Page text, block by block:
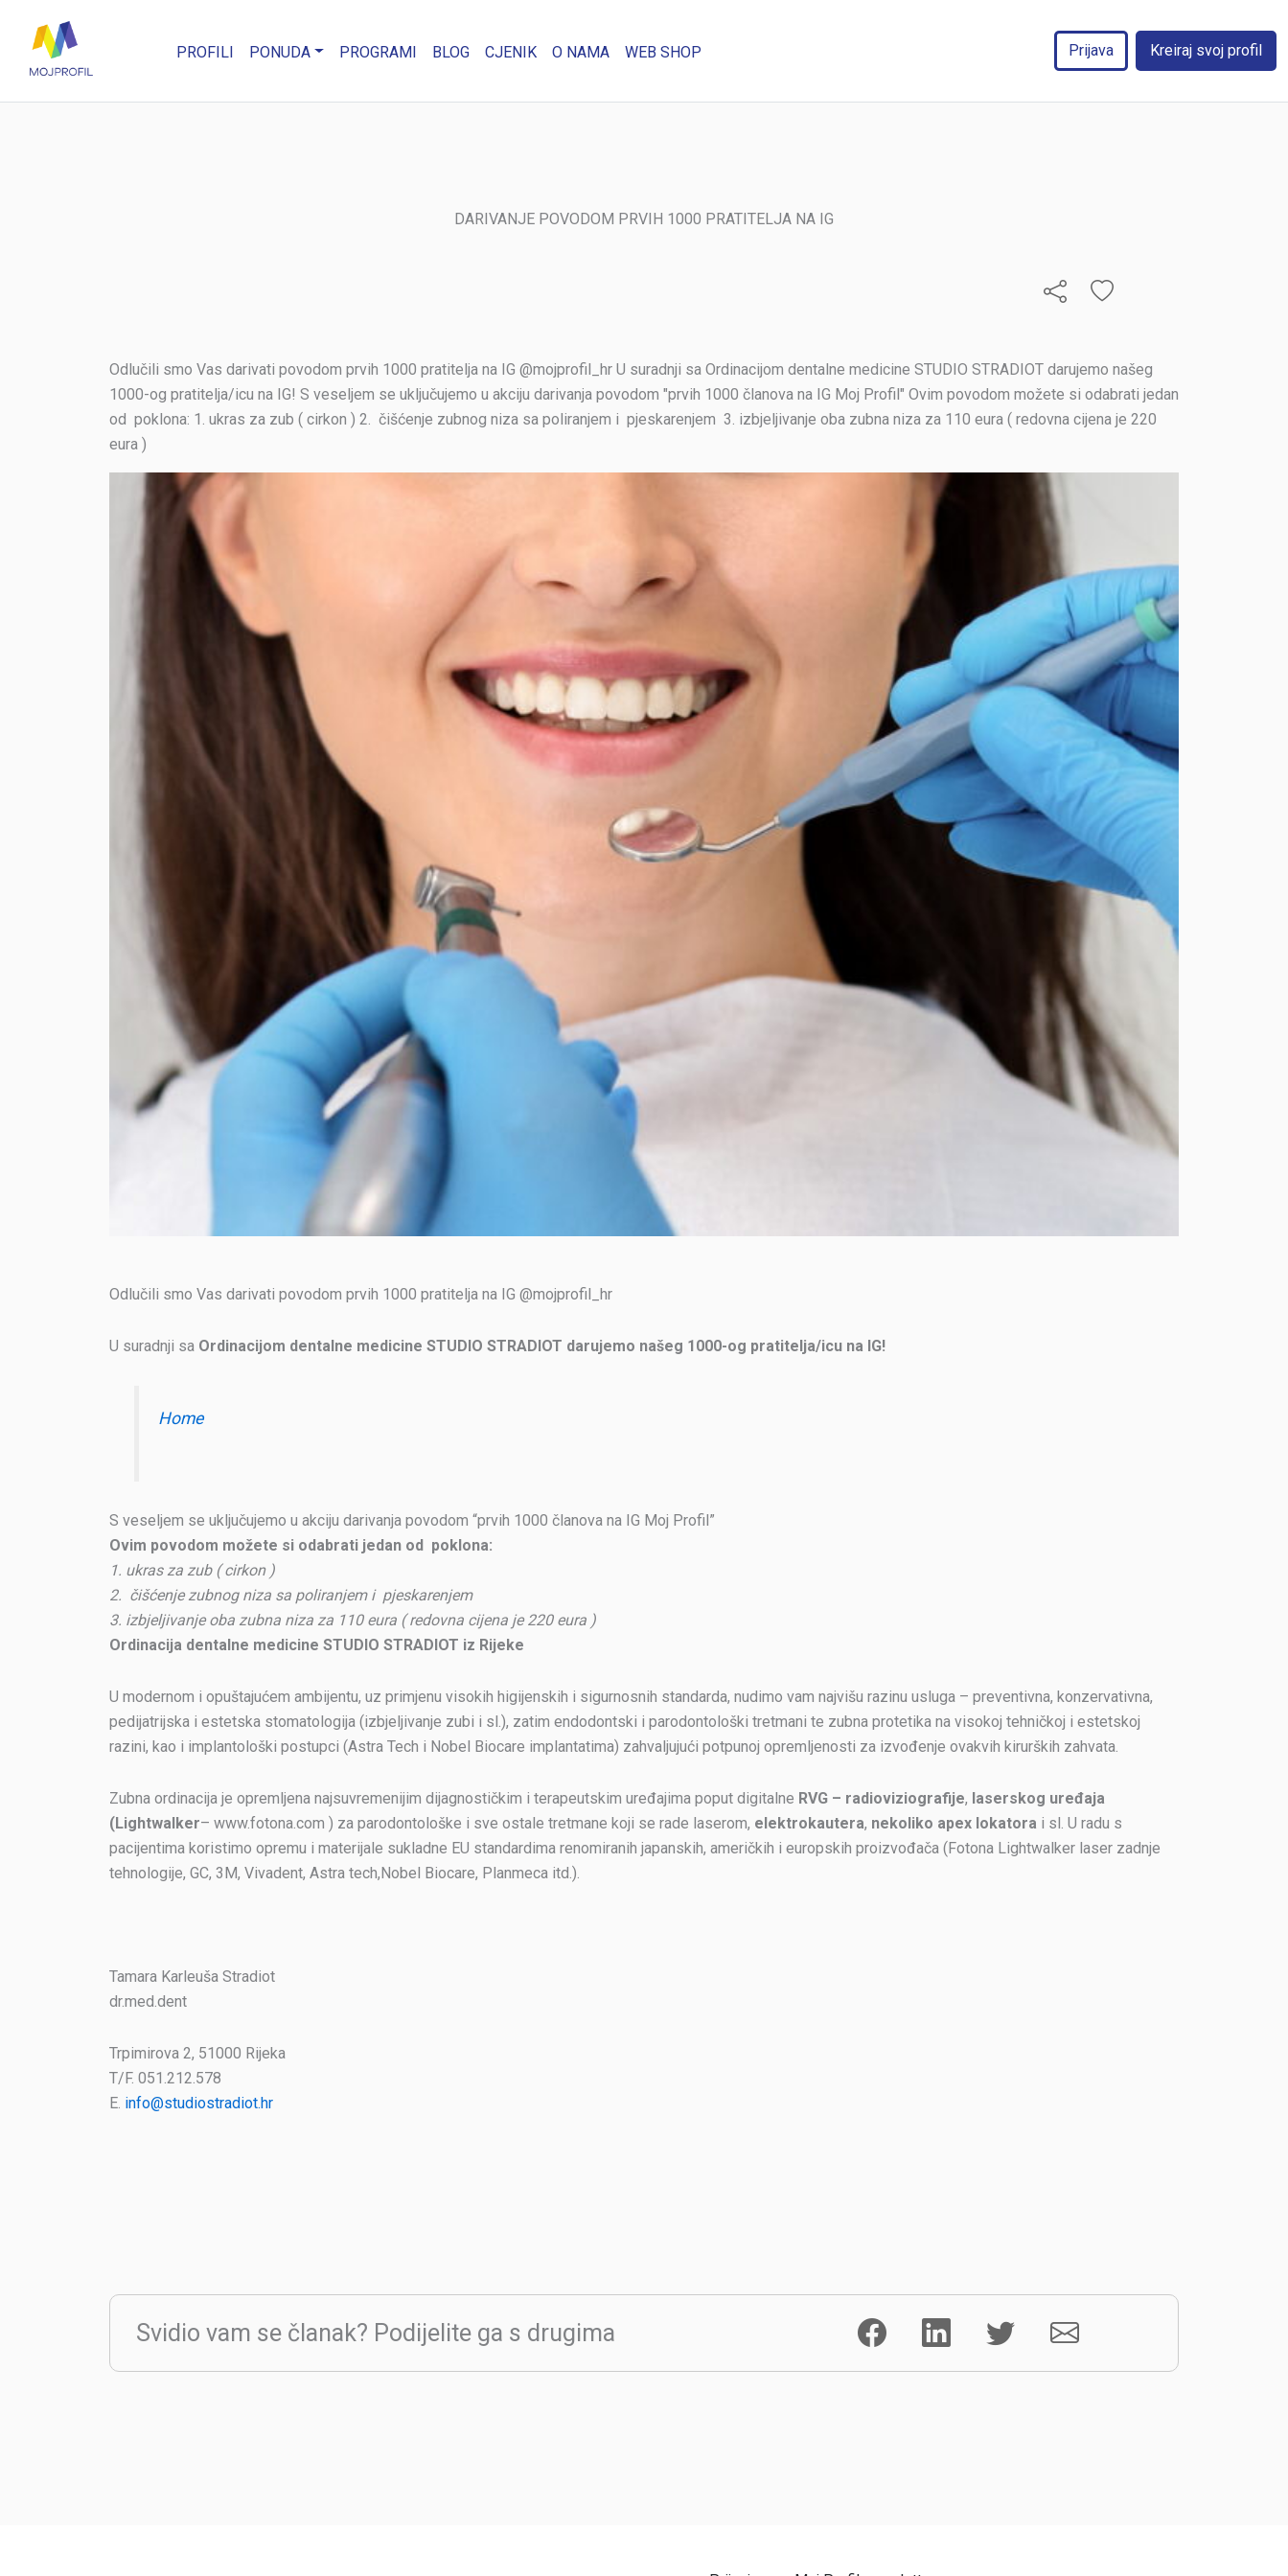
PROFILI PONUDA PROGRAMI BLOG CJENIK O NAMA WEB SHOP Prijava Kreiraj svoj profil
DARIVANJE POVODOM PRVIH 1000 PRATITELJA NA IG
Odlučili smo Vas darivati povodom prvih 1000 pratitelja na IG @mojprofil_hr U suradnji sa Ordinacijom dentalne medicine STUDIO STRADIOT darujemo našeg
1000-og pratitelja/icu na IG! S veseljem se uključujemo u akciju darivanja povodom "prvih 1000 članova na IG Moj Profil" Ovim povodom možete si odabrati jedan
od poklona: 1. ukras za zub ( cirkon ) 2. čišćenje zubnog niza sa poliranjem i pjeskarenjem 3. izbjeljivanje oba zubna niza za 110 eura ( redovna cijena je 220
eura )
Odlučili smo Vas darivati povodom prvih 1000 pratitelja na IG @mojprofil_hr
U suradnji sa Ordinacijom dentalne medicine STUDIO STRADIOT darujemo našeg 1000-og pratitelja/icu na IG!
Home
S veseljem se uključujemo u akciju darivanja povodom “prvih 1000 članova na IG Moj Profil”
Ovim povodom možete si odabrati jedan od poklona:
1. ukras za zub ( cirkon )
2. čišćenje zubnog niza sa poliranjem i pjeskarenjem
3. izbjeljivanje oba zubna niza za 110 eura ( redovna cijena je 220 eura )
Ordinacija dentalne medicine STUDIO STRADIOT iz Rijeke
U modernom i opuštajućem ambijentu, uz primjenu visokih higijenskih i sigurnosnih standarda, nudimo vam najvišu razinu usluga – preventivna, konzervativna,
pedijatrijska i estetska stomatologija (izbjeljivanje zubi i sl.), zatim endodontski i parodontološki tretmani te zubna protetika na visokoj tehničkoj i estetskoj
razini, kao i implantološki postupci (Astra Tech i Nobel Biocare implantatima) zahvaljujući potpunoj opremljenosti za izvođenje ovakvih kirurških zahvata.
Zubna ordinacija je opremljena najsuvremenijim dijagnostičkim i terapeutskim uređajima poput digitalne RVG – radioviziografije, laserskog uređaja
(Lightwalker– www.fotona.com ) za parodontološke i sve ostale tretmane koji se rade laserom, elektrokautera, nekoliko apex lokatora i sl. U radu s
pacijentima koristimo opremu i materijale sukladne EU standardima renomiranih japanskih, američkih i europskih proizvođača (Fotona Lightwalker laser zadnje
tehnologije, GC, 3M, Vivadent, Astra tech,Nobel Biocare, Planmeca itd.).
Tamara Karleuša Stradiot
dr.med.dent
Trpimirova 2, 51000 Rijeka
T/F. 051.212.578
E. info@studiostradiot.hr
Svidio vam se članak? Podijelite ga s drugima